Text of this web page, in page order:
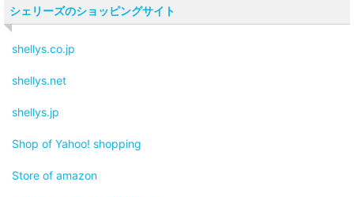
シェリーズのショッピングサイト
shellys.co.jp
shellys.net
shellys.jp
Shop of Yahoo! shopping
Store of amazon